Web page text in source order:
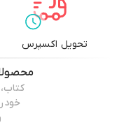
تحویل اکسپرس